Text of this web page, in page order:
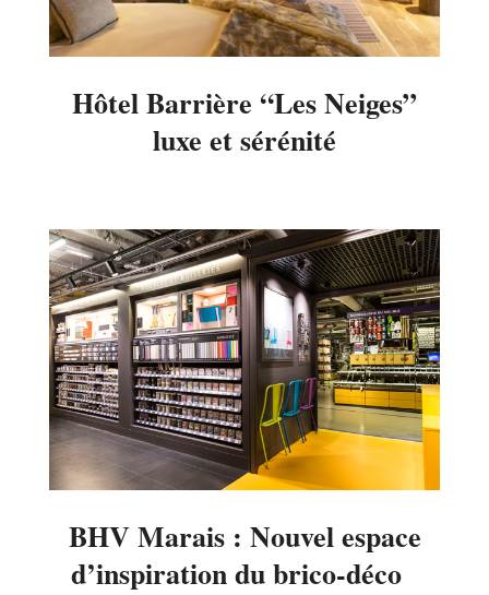
Hôtel Barrière “Les Neiges”
luxe et sérénité
15
BHV Marais : Nouvel espace
d’inspiration du brico-déco